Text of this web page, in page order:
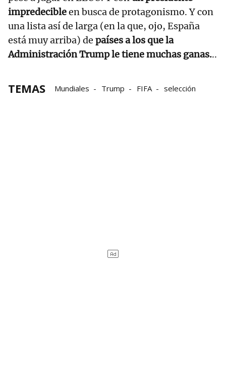
impredecibleen busca de protagonismo. Y con
una lista así de larga (en la que, ojo, España
está muy arriba) de países a los que la
Administración Trump le tiene muchas ganas...
TEMAS Mundiales Trump FIFA selección